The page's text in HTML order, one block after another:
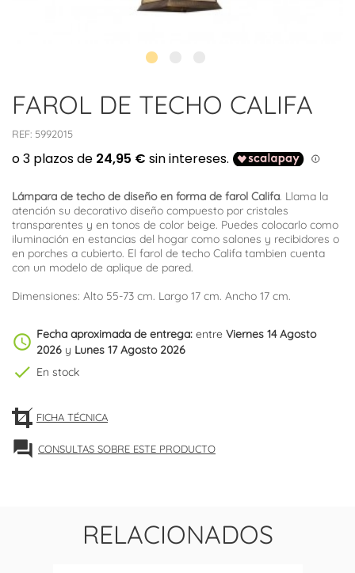
FAROL DE TECHO CALIFA
REF: 5992015
Lámpara de techo de diseño en forma de farol Califa. Llama la
atención su decorativo diseño compuesto por cristales
transparentes y en tonos de color beige. Puedes colocarlo como
iluminación en estancias del hogar como salones y recibidores o
en porches a cubierto. El farol de techo Califa tambien cuenta
con un modelo de aplique de pared.
Dimensiones: Alto 55-73 cm. Largo 17 cm. Ancho 17 cm.
schedule Fecha aproximada de entrega: entre Viernes 14 Agosto
2026 y Lunes 17 Agosto 2026
check En stock
FICHA TÉCNICA
forum CONSULTAS SOBRE ESTE PRODUCTO
RELACIONADOS